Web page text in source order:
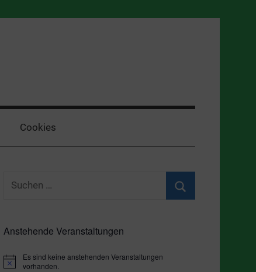
Cookies
Suchen
Anstehende Veranstaltungen
Hinweis
Es sind keine anstehenden Veranstaltungen
vorhanden.